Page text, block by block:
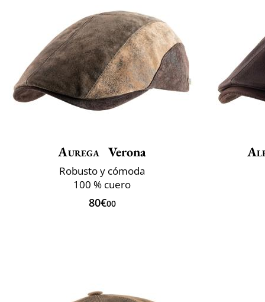
Aurega Verona
Robusto y cómoda
100 % cuero
80€00